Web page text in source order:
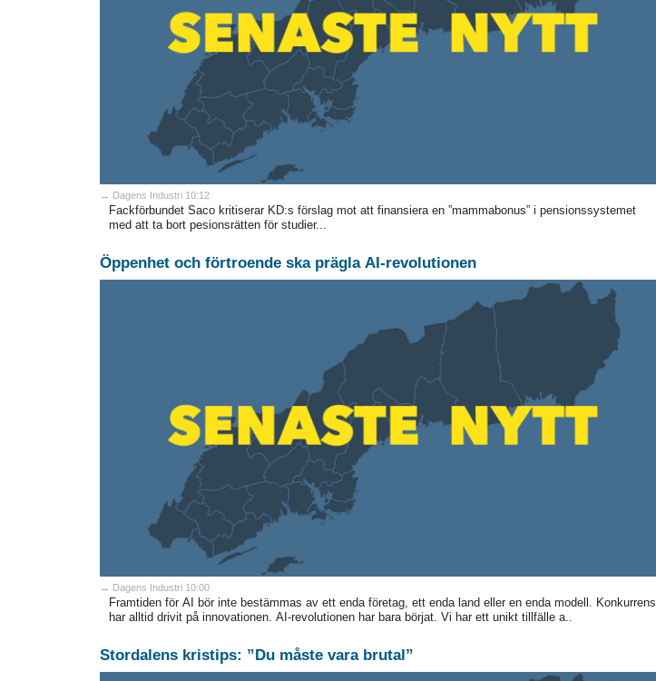
→ Dagens Industri 10:12
Fackförbundet Saco kritiserar KD:s förslag mot att finansiera en ”mammabonus” i pensionssystemet
med att ta bort pesionsrätten för studier...
Öppenhet och förtroende ska prägla AI-revolutionen
→ Dagens Industri 10:00
Framtiden för AI bör inte bestämmas av ett enda företag, ett enda land eller en enda modell. Konkurrens
har alltid drivit på innovationen. AI-revolutionen har bara börjat. Vi har ett unikt tillfälle a..
Stordalens kristips: ”Du måste vara brutal”